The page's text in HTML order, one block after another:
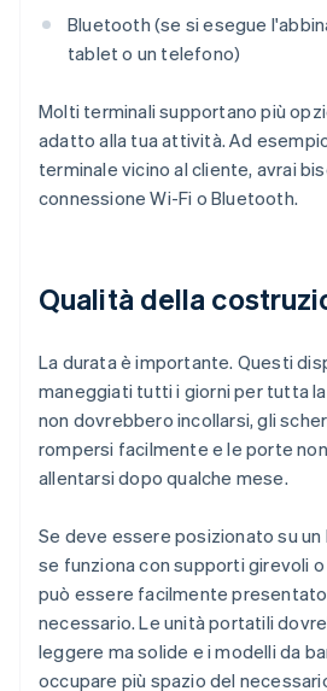
Bluetooth (se si esegue
tablet o un telefono)
Molti terminali supportano più
adatto alla tua attività. Ad
terminale vicino al cliente, avrai
connessione Wi-Fi o Bluetooth.
Qualità della
La durata è importante. Questi
maneggiati tutti i giorni per tutta
non dovrebbero incollarsi, gli
rompersi facilmente e le porte
allentarsi dopo qualche mese.
Se deve essere posizionato su
se funziona con supporti girevoli
può essere facilmente
necessario. Le unità portatili
leggere ma solide e i modelli da
occupare più spazio del